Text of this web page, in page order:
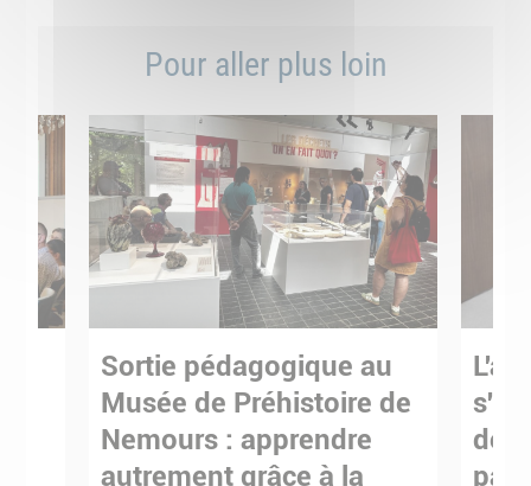
Pour aller plus loin
Sortie pédagogique au
Musée de Préhistoire de
Nemours : apprendre
autrement grâce à la
de